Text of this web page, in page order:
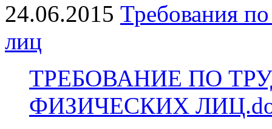
24.06.2015 Требования
лиц
ТРЕБОВАНИЕ ПО
ФИЗИЧЕСКИХ